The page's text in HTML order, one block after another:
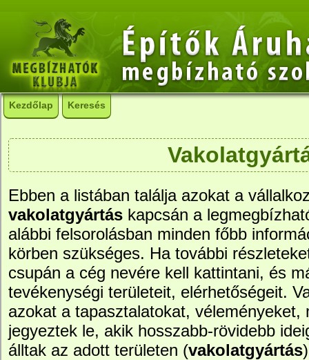
Kezdőlap Keresés
Ebben a listában találja azokat a
vakolatgyártás kapcsán a
alábbi felsorolásban minden főbb
körben szükséges. Ha további
csupán a cég nevére kell kattintani, és
tevékenységi területeit, elérhetőségeit.
azokat a tapasztalatokat, véleményeket,
jegyeztek le, akik hosszabb-rövidebb
álltak az adott területen (vakolatgyártás